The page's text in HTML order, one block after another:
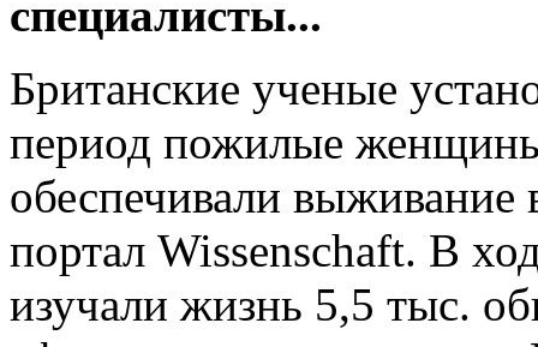
специалисты...
Британские ученые
период пожилые
обеспечивали выживание
портал Wissenschaft. В
изучали жизнь 5,5 тыс.